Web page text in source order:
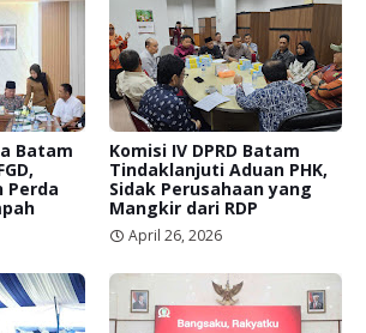
Batam
Perda
Komisi IV DPRD Batam
Tindaklanjuti Aduan PHK,
Sidak Perusahaan yang
Mangkir dari RDP
April 26, 2026